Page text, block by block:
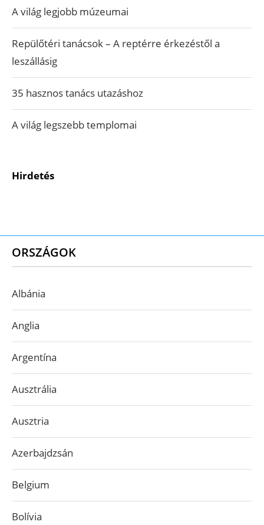
A világ legjobb múzeumai
Repülőtéri tanácsok – A reptérre érkezéstől a
leszállásig
35 hasznos tanács utazáshoz
A világ legszebb templomai
Hirdetés
ORSZÁGOK
Albánia
Anglia
Argentína
Ausztrália
Ausztria
Azerbajdzsán
Belgium
Bolívia